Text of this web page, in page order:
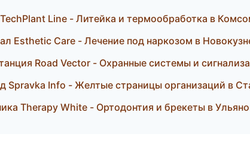
Line - Литейка и термообработка в
Esthetic Care - Лечение под наркозом в
Road Vector - Охранные системы и
Spravka Info - Желтые страницы организаций в
Therapy White - Ортодонтия и брекеты в